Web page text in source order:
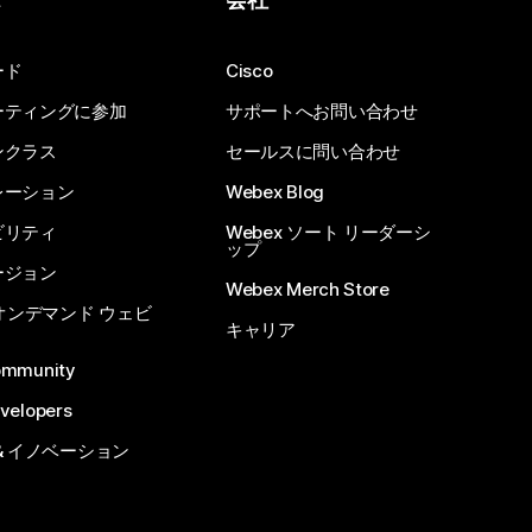
ィングに参加
ラス
ション
ティ
ョン
ンデマンド ウェビ
イノベーション
Cisco
サポートへお問い合わせ
セールスに問い合わせ
Webex Blog
Webex ソート リーダーシ
ップ
Webex Merch Store
キャリア